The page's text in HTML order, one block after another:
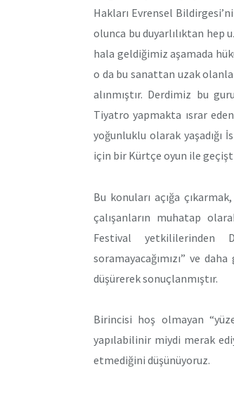
Hakları Evrensel
olunca bu duyarlılıktan hep
hala geldiğimiz aşamada
o da bu sanattan uzak
alınmıştır. Derdimiz bu
Tiyatro yapmakta ısrar
yoğunluklu olarak
için bir Kürtçe oyun ile
Bu konuları açığa
çalışanların muhatap
Festival yetkililerinden
soramayacağımızı” ve
düşürerek sonuçlanmıştır.
Birincisi hoş olmayan
yapılabilinir miydi merak
etmediğini düşünüyoruz.